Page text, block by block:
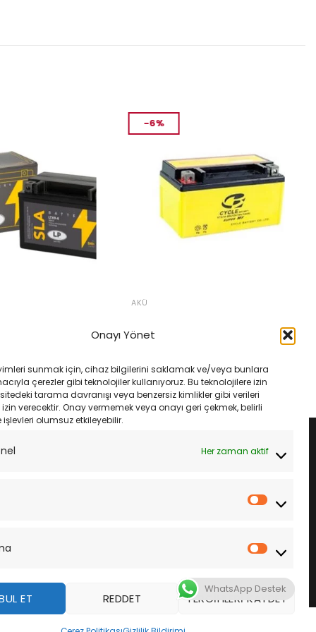
Onayı Yönet
sunmak için, cihaz bilgilerini saklamak ve/veya bunlara
çerezler gibi teknolojiler kullanıyoruz. Bu teknolojilere izin
tarama davranışı veya benzersiz kimlikler gibi verileri
verecektir. Onay vermemek veya onayı geri çekmek, belirli
işlevleri olumsuz etkileyebilir.
Her zaman aktif
İstatistik
ET REDDET TERCIHLERI KAYDET
Sla Ltx9-4 12V 8Ah
fiyat: andaki
fiyat:
₺3,525.00.
-6%
AKÜ
Akü
₺1,500.00
₺1,500.00.
₺1,410.00.
SEPETE EKLE
WhatsApp Destek